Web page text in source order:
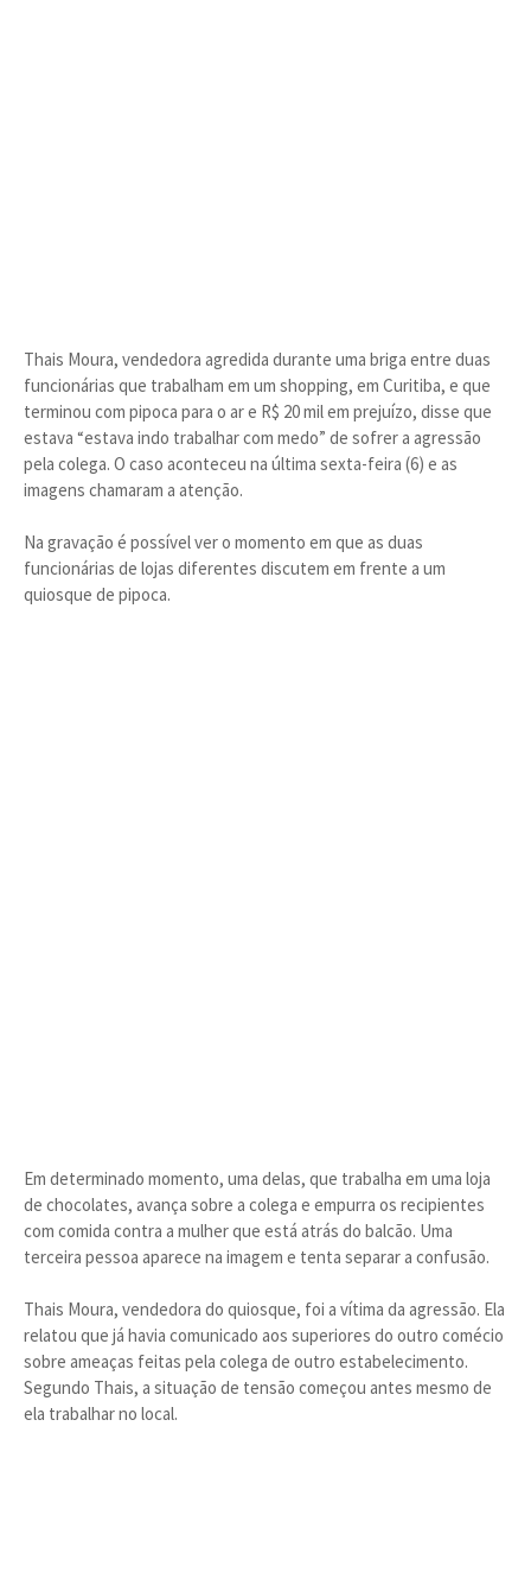
Thais Moura, vendedora agredida durante uma briga entre duas
funcionárias que trabalham em um shopping, em Curitiba, e que
terminou com pipoca para o ar e R$ 20 mil em prejuízo, disse que
estava “estava indo trabalhar com medo” de sofrer a agressão
pela colega. O caso aconteceu na última sexta-feira (6) e as
imagens chamaram a atenção.
Na gravação é possível ver o momento em que as duas
funcionárias de lojas diferentes discutem em frente a um
quiosque de pipoca.
Em determinado momento, uma delas, que trabalha em uma loja
de chocolates, avança sobre a colega e empurra os recipientes
com comida contra a mulher que está atrás do balcão. Uma
terceira pessoa aparece na imagem e tenta separar a confusão.
Thais Moura, vendedora do quiosque, foi a vítima da agressão. Ela
relatou que já havia comunicado aos superiores do outro comécio
sobre ameaças feitas pela colega de outro estabelecimento.
Segundo Thais, a situação de tensão começou antes mesmo de
ela trabalhar no local.